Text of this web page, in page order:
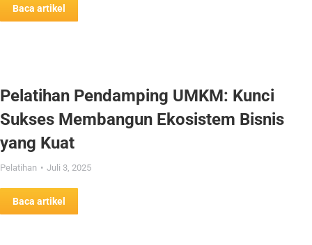
Baca artikel
Pelatihan Pendamping UMKM: Kunci
Sukses Membangun Ekosistem Bisnis
yang Kuat
Pelatihan Juli 3, 2025
Baca artikel